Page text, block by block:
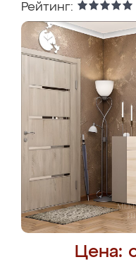
Рейтинг:
Цена: